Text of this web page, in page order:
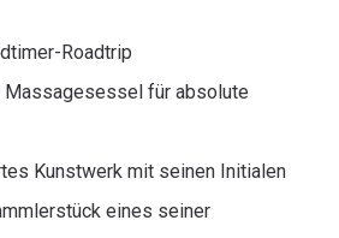
Roadtrip
Massagesessel für absolute
Kunstwerk mit seinen Initialen
eines seiner